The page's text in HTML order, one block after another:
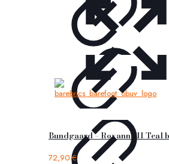
Bundgaard – Roxanne II Teal
72,90€